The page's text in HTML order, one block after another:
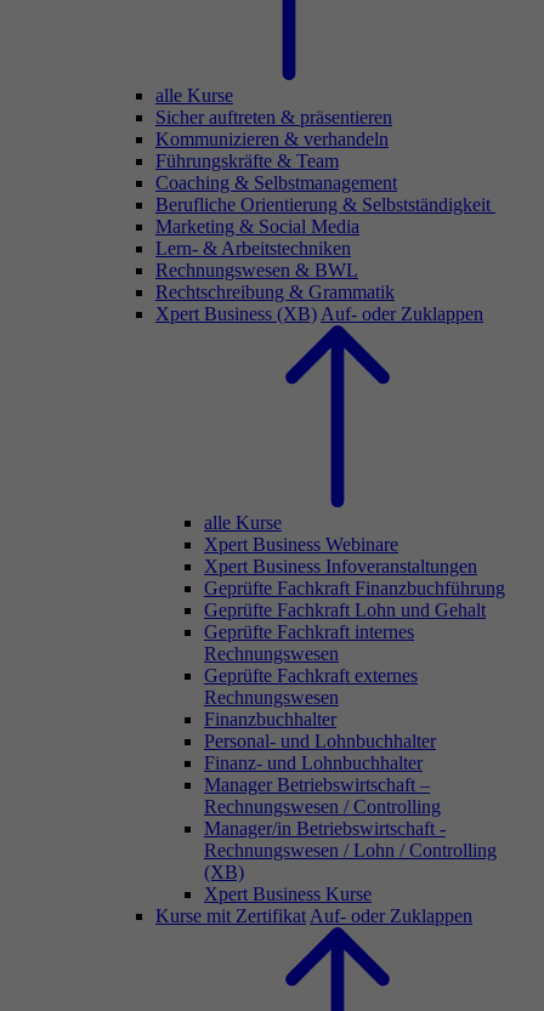
alle Kurse
Sicher auftreten & präsentieren
Kommunizieren & verhandeln
Führungskräfte & Team
Coaching & Selbstmanagement
Berufliche Orientierung & Selbstständigkeit
Marketing & Social Media
Lern- & Arbeitstechniken
Rechnungswesen & BWL
Rechtschreibung & Grammatik
Xpert Business (XB) Auf- oder Zuklappen
alle Kurse
Xpert Business Webinare
Xpert Business Infoveranstaltungen
Geprüfte Fachkraft Finanzbuchführung
Geprüfte Fachkraft Lohn und Gehalt
Geprüfte Fachkraft internes
Rechnungswesen
Geprüfte Fachkraft externes
Rechnungswesen
Finanzbuchhalter
Personal- und Lohnbuchhalter
Finanz- und Lohnbuchhalter
Manager Betriebswirtschaft –
Rechnungswesen / Controlling
Manager/in Betriebswirtschaft -
Rechnungswesen / Lohn / Controlling
(XB)
Xpert Business Kurse
Kurse mit Zertifikat Auf- oder Zuklappen